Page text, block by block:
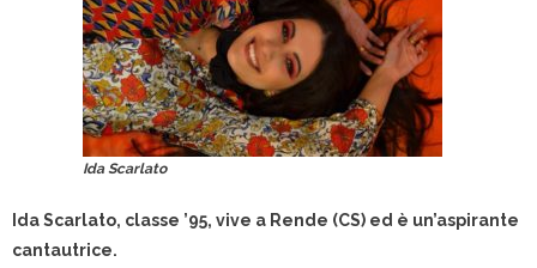
Ida Scarlato
Ida Scarlato, classe ’95, vive a Rende (CS) ed è un’aspirante
cantautrice.